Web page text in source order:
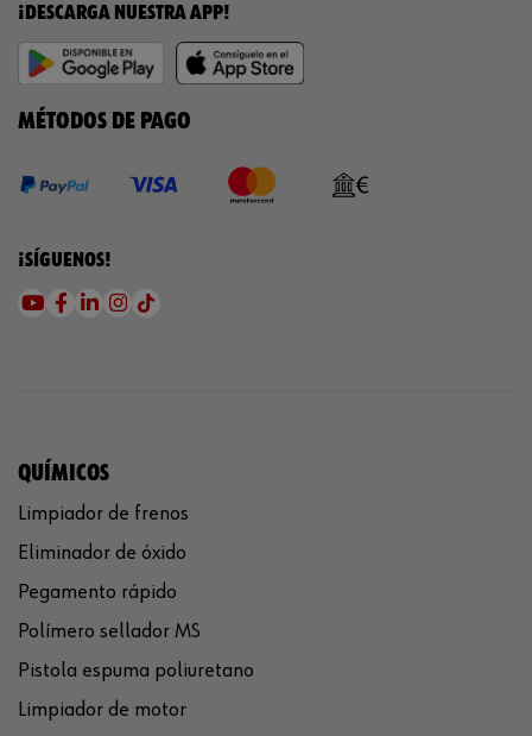
¡DESCARGA NUESTRA APP!
MÉTODOS DE PAGO
¡SÍGUENOS!
QUÍMICOS
Limpiador de frenos
Eliminador de óxido
Pegamento rápido
Polímero sellador MS
Pistola espuma poliuretano
Limpiador de motor